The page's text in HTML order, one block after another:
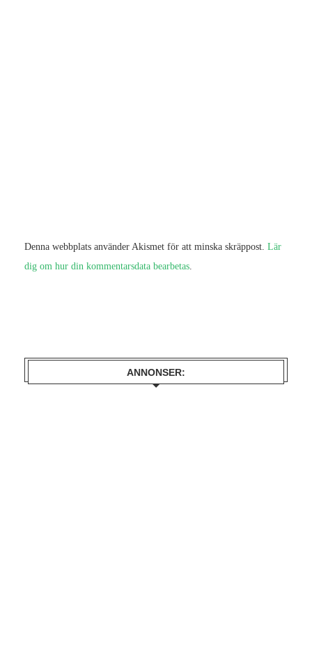
Denna webbplats använder Akismet för att minska skräppost. Lär
dig om hur din kommentarsdata bearbetas
ANNONSER: